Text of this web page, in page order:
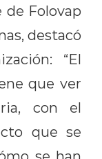
de Folovap
destacó
“El
que ver
con el
que se